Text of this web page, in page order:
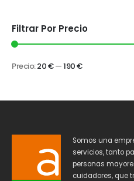
Filtrar Por Precio
Precio:20 €—190 €
Somos una
servicios, tanto
personas
cuidadores, que